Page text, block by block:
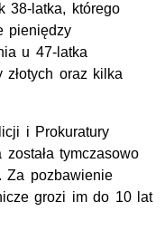
38-latka, którego
pieniędzy
u 47-latka
oraz kilka
i Prokuratury
tymczasowo
Za pozbawienie
grozi im do 10 lat